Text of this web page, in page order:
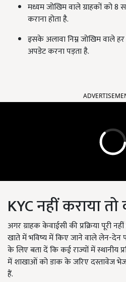
मध्यम जोखिम वाले ग्राहकों को
कराना होता है.
इसके अलावा निम्न जोखिम वाले
अपडेट करना पड़ता है.
KYC नहीं कराया तो
अगर ग्राहक केवाईसी की प्रक्रिया पूरी
खाते में भविष्य में किए जाने वाले लेन-देन
के लिए बता दें कि कई राज्यों में स्थानीय
में शाखाओं को डाक के जरिए दस्तावेज
हैं.